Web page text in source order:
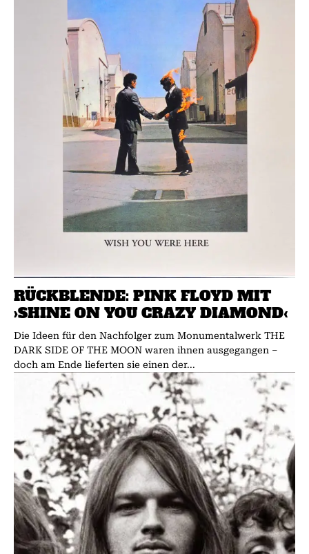
RÜCKBLENDE: PINK FLOYD MIT
›SHINE ON YOU CRAZY DIAMOND‹
Die Ideen für den Nachfolger zum Monumentalwerk THE
DARK SIDE OF THE MOON waren ihnen ausgegangen –
doch am Ende lieferten sie einen der...